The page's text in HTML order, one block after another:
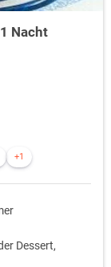
Nacht
+1
Dessert,